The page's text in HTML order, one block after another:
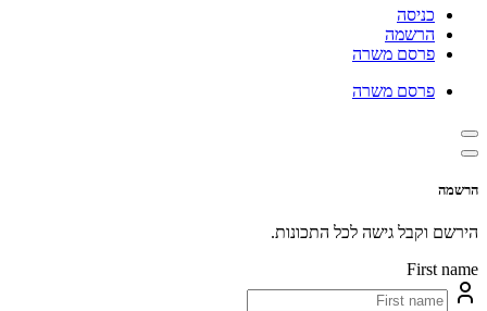
כניסה
הרשמה
פרסם משרה
פרסם משרה
הרשמה
הירשם וקבל גישה לכל התכונות.
First name